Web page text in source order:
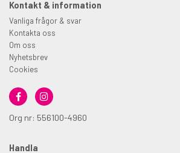
Kontakt & information
Vanliga frågor & svar
Kontakta oss
Om oss
Nyhetsbrev
Cookies
Org nr: 556100-4960
Handla